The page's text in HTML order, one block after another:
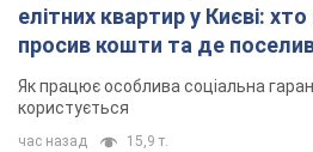
елітних квартир у Києві:
просив кошти та де
Як працює особлива соціальна
користується
час назад 15,9 т.